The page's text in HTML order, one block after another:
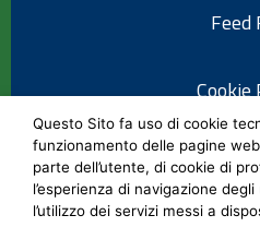
Feed
Cookie
Questo Sito fa uso di cookie
funzionamento delle pagine
parte dell’utente, di cookie di
l’esperienza di navigazione
l’utilizzo dei servizi messi a